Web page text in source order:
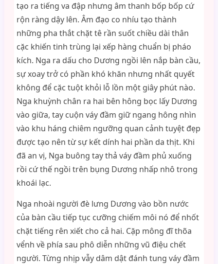
tạo ra tiếng va đập nhưng âm thanh bốp bốp cứ
rộn ràng dậy lên. Âm đạo co nhíu tạo thành
những pha thắt chặt tê rần suốt chiều dài thân
cặc khiến tinh trùng lại xếp hàng chuẩn bị pháo
kích. Nga ra dấu cho Dương ngồi lên nắp bàn cầu,
sự xoay trở có phần khó khăn nhưng nhất quyết
không để cặc tuột khỏi lỗ lồn một giây phút nào.
Nga khuỳnh chân ra hai bên hông bọc lấy Dương
vào giữa, tay cuộn váy đầm giữ ngang hông nhìn
vào khu háng chiêm ngưỡng quan cảnh tuyệt đẹp
được tạo nên từ sự kết dính hai phần da thịt. Khi
đã an vị, Nga buông tay thả váy đầm phủ xuống
rồi cứ thế ngồi trên bụng Dương nhấp nhô trong
khoái lạc.
Nga nhoài người đè lưng Dương vào bồn nước
của bàn cầu tiếp tục cưỡng chiếm môi nó để nhốt
chặt tiếng rên xiết cho cả hai. Cặp mông đĩ thõa
vểnh về phía sau phô diễn những vũ điệu chết
người. Từng nhịp vẫy dâm dật đánh tung váy đầm